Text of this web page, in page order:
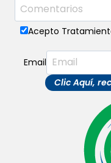
Acepto
Email
Clic Aquí,